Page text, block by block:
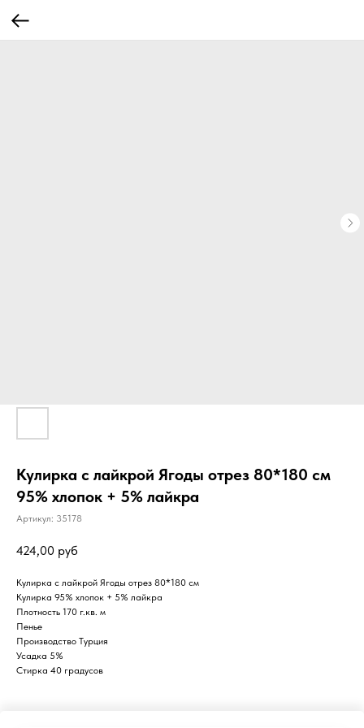
Кулирка с лайкрой Ягоды отрез 80*180 см
95% хлопок + 5% лайкра
Артикул: 35178
424,00 руб
Кулирка с лайкрой Ягоды отрез 80*180 см
Кулирка 95% хлопок + 5% лайкра
Плотность 170 г.кв. м
Пенье
Производство Турция
Усадка 5%
Стирка 40 градусов